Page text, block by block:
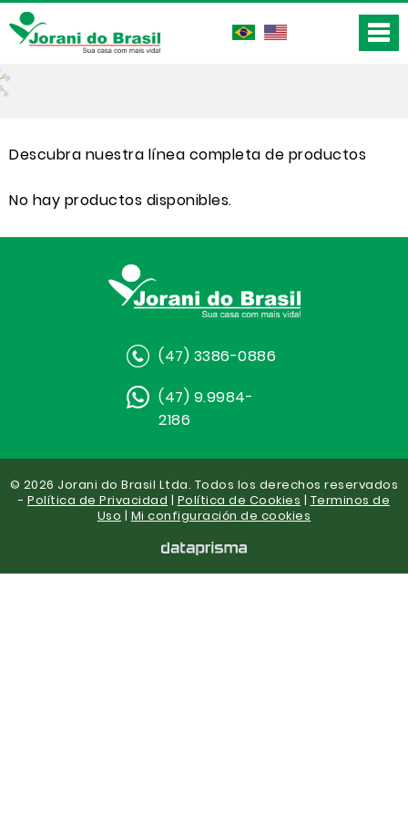
Descubra nuestra línea completa de productos
No hay productos disponibles.
(47) 3386-0886
(47) 9.9984-
2186
© 2026 Jorani do Brasil Ltda. Todos los derechos reservados
- Política de Privacidad | Política de Cookies | Terminos de
Uso | Mi configuración de cookies